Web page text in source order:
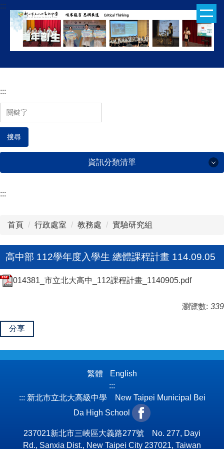
跳
到
容
:::
:::
搜尋
資訊分類清單
:::
首頁 行政處室 教務處 實驗研究組
高中部 112學年度入學生 總體課程計畫 114.09.05
014381_市立北大高中_112課程計畫_1140905.pdf
瀏覽數: 339
分享
繁體
English
:::
::: 新北市立北大高級中學 New Taipei Municipal Bei
Da High School
237021新北市三峽區大義路277號 No. 277, Dayi
Rd., Sanxia Dist., New Taipei City 237021, Taiwan